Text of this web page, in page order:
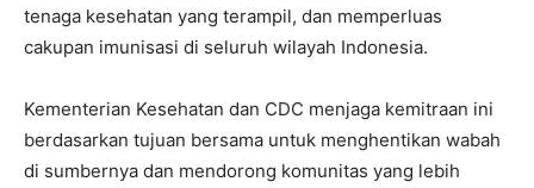
tenaga kesehatan yang terampil, dan memperluas
cakupan imunisasi di seluruh wilayah Indonesia.
Kementerian Kesehatan dan CDC menjaga kemitraan ini
berdasarkan tujuan bersama untuk menghentikan wabah
di sumbernya dan mendorong komunitas yang lebih